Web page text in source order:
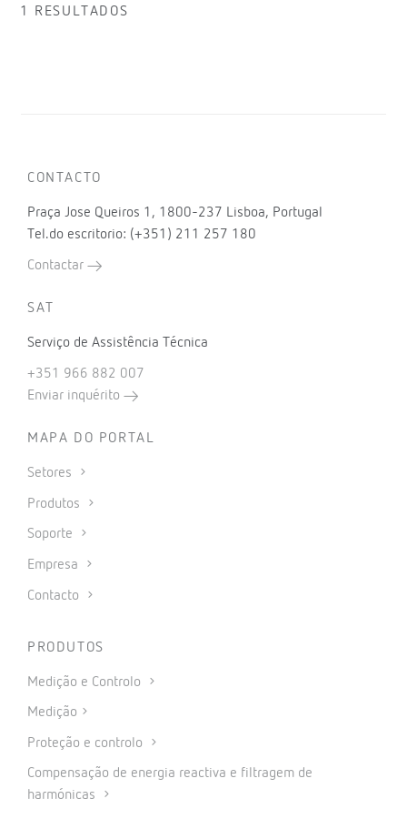
1 RESULTADOS
CONTACTO
Praça Jose Queiros 1, 1800-237 Lisboa, Portugal
Tel.do escritorio: (+351) 211 257 180
Contactar
SAT
Serviço de Assistência Técnica
+351 966 882 007
Enviar inquérito
MAPA DO PORTAL
Setores
Produtos
Soporte
Empresa
Contacto
PRODUTOS
Medição e Controlo
Medição
Proteção e controlo
Compensação de energia reactiva e filtragem de
harmónicas